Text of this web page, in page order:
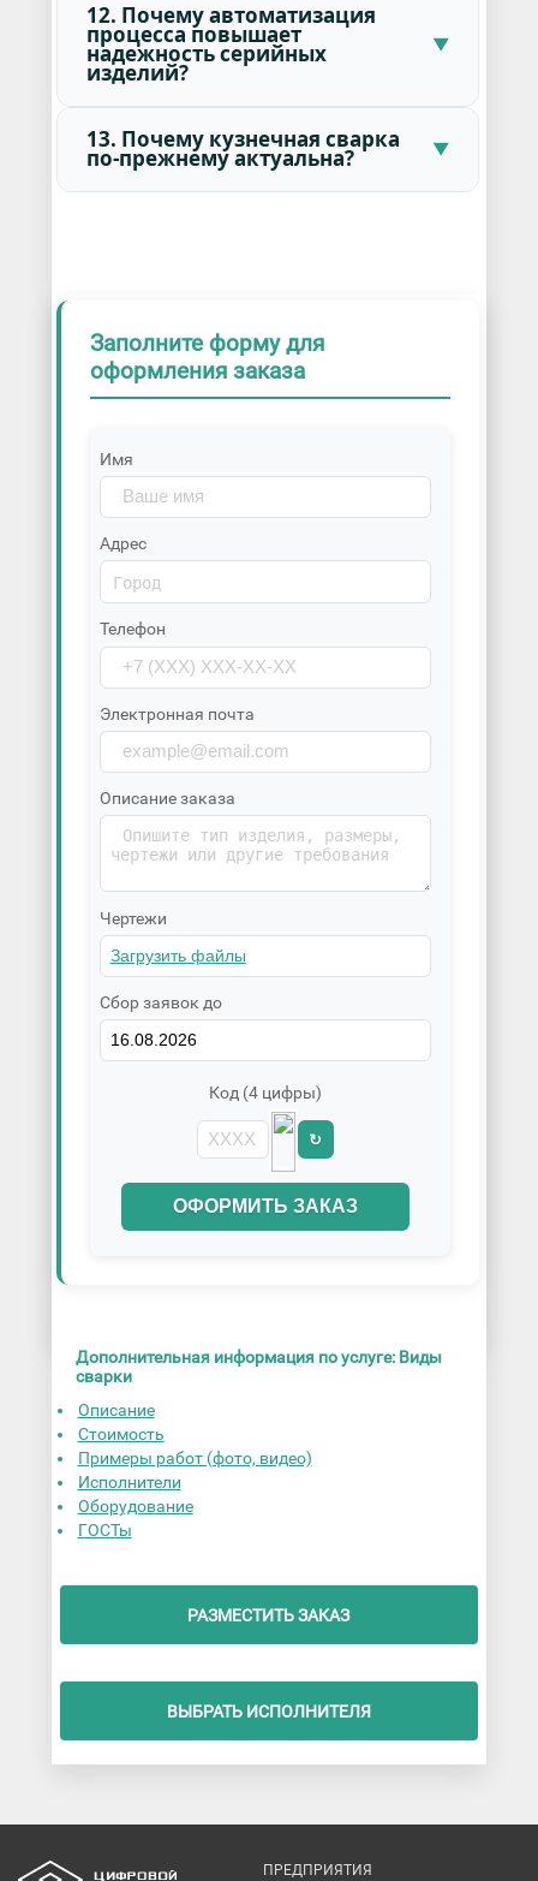
12. Почему автоматизация
процесса повышает
надежность серийных
изделий?
13. Почему кузнечная сварка
по-прежнему актуальна?
Заполните форму для
оформления заказа
Имя
Адрес
Телефон
Электронная почта
Описание заказа
Чертежи
Сбор заявок до
Код (4 цифры)
↻
ОФОРМИТЬ ЗАКАЗ
Дополнительная информация по услуге: Виды
сварки
Описание
Стоимость
Примеры работ (фото, видео)
Исполнители
Оборудование
ГОСТы
РАЗМЕСТИТЬ ЗАКАЗ
ВЫБРАТЬ ИСПОЛНИТЕЛЯ
ПРЕДПРИЯТИЯ